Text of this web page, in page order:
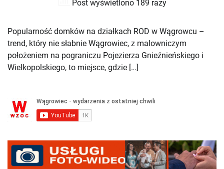
Post wyświetlono 189 razy
Popularność domków na działkach ROD w Wągrowcu –
trend, który nie słabnie Wągrowiec, z malowniczym
położeniem na pograniczu Pojezierza Gnieźnieńskiego i
Wielkopolskiego, to miejsce, gdzie […]